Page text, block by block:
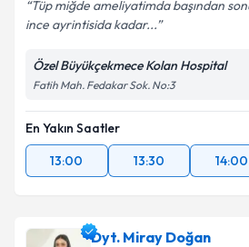
Tüp miğde ameliyatimda başından
ince ayrintisida kadar...
Özel Büyükçekmece Kolan Hospital
Fatih Mah. Fedakar Sok. No:3
En Yakın Saatler
13:00
13:30 14:00
Dyt. Miray Doğan